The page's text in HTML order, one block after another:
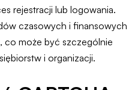
rejestracji lub logowania.
czasowych i finansowych
co może być szczególnie
i organizacji.